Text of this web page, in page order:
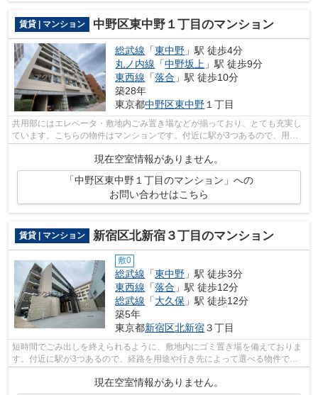
賃貸 | マンション 中野区東中野１丁目のマンション
総武線 「東中野 」駅 徒歩4分
丸ノ内線 「中野坂上 」駅 徒歩9分
東西線 「落合 」駅 徒歩10分
築28年
東京都中野区東中野 １丁目
共用部にはエレベータ・敷地内ごみ置き場などが揃っており、とても充実し
ています。こちらの物件はマンションです。付近に駅が3つあるので、用途
現在空室情報がありません。
「中野区東中野１丁目のマンション」への
お問い合わせはこちら
賃貸 | マンション 新宿区北新宿３丁目のマンション
敷0
総武線 「東中野 」駅 徒歩3分
東西線 「落合 」駅 徒歩12分
総武線 「大久保 」駅 徒歩12分
築5年
東京都新宿区北新宿３丁目
短時間でごみ出しを終えられるように、敷地内にゴミ置き場を備えておりま
す。付近に駅が3つあるので、経路を用途や行き先によって選べる物件で
す。徒歩3分で駅にアクセス可能な、魅力...
現在空室情報がありません。